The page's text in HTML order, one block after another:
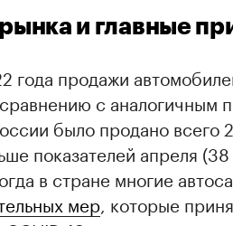
и главные
года продажи
с аналогичным
было продано
показателей апреля
в стране многие
мер , которые